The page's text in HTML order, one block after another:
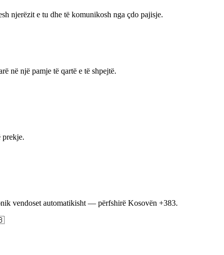
njerëzit e tu dhe të komunikosh nga çdo pajisje.
në një pamje të qartë e të shpejtë.
prekje.
vendoset automatikisht — përfshirë Kosovën +383.